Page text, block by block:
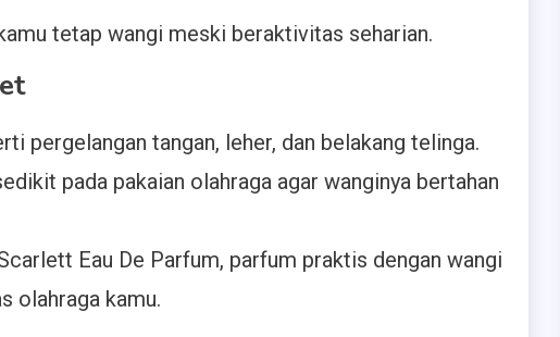
tetap wangi meski beraktivitas seharian.
pergelangan tangan, leher, dan belakang telinga.
pada pakaian olahraga agar wanginya bertahan
Eau De Parfum, parfum praktis dengan wangi
olahraga kamu.